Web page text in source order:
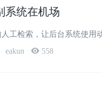
系统在机场
工检索，让后台系统使用
eakun 558